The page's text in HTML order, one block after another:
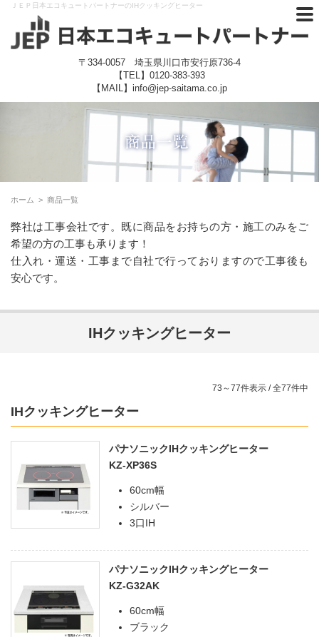
ＪＥＰ日本エコキュートパートナーのIHクッキングヒーター
〒334-0057 埼玉県川口市安行原736-4
【TEL】 0120-383-393
【MAIL】info@jep-saitama.co.jp
ホーム > 商品一覧
弊社は工事会社です。既に商品をお持ちの方・施工のみをご
希望の方の工事も承ります！
仕入れ・運送・工事まで自社で行っておりますので工事後も
安心です。
IHクッキングヒーター
73～77件表示 / 全77件中
IHクッキングヒーター
パナソニックIHクッキングヒーター
KZ-XP36S
60cm幅
シルバー
3口IH
パナソニックIHクッキングヒーター
KZ-G32AK
60cm幅
ブラック